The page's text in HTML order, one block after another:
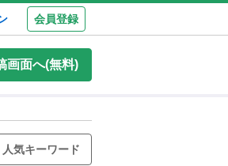
会員登録
画面へ(無料)
人気キーワード